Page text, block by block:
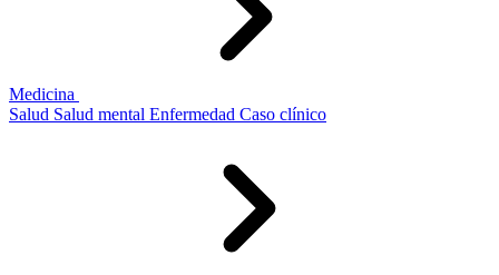
Medicina
Salud Salud mental Enfermedad Caso clínico